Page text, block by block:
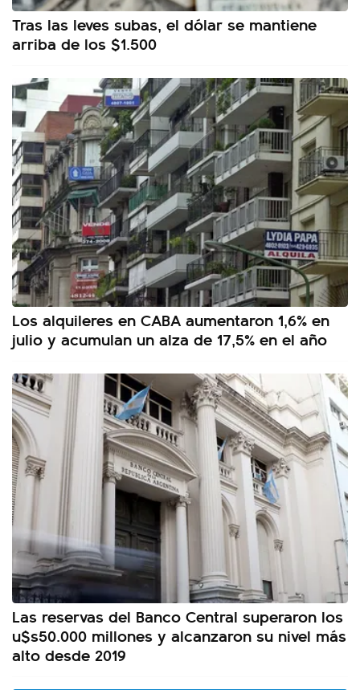
Tras las leves subas, el dólar se mantiene
arriba de los $1.500
Los alquileres en CABA aumentaron 1,6% en
julio y acumulan un alza de 17,5% en el año
Las reservas del Banco Central superaron los
u$s50.000 millones y alcanzaron su nivel más
alto desde 2019